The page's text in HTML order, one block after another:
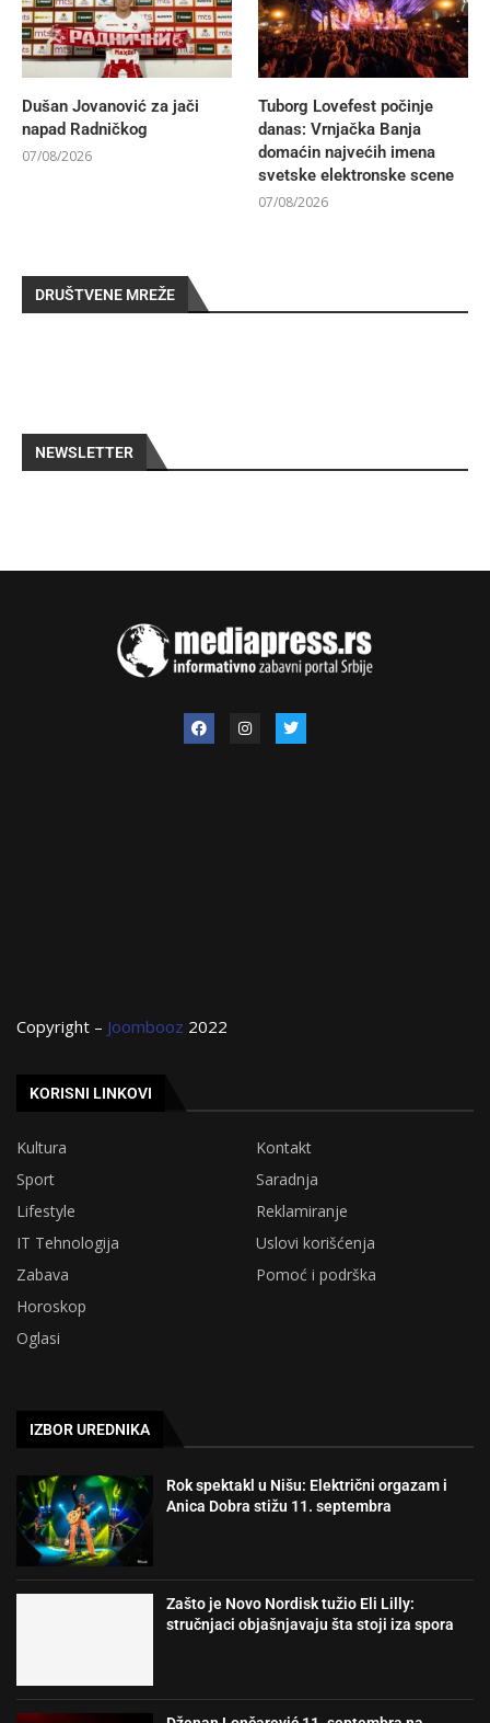
Dušan Jovanović za jači
napad Radničkog
07/08/2026
Tuborg Lovefest počinje
danas: Vrnjačka Banja
domaćin najvećih imena
svetske elektronske scene
07/08/2026
DRUŠTVENE MREŽE
NEWSLETTER
Copyright – Joombooz 2022
KORISNI LINKOVI
Kultura
Kontakt
Sport
Saradnja
Lifestyle
Reklamiranje
IT Tehnologija
Uslovi korišćenja
Zabava
Pomoć i podrška
Horoskop
Oglasi
IZBOR UREDNIKA
Rok spektakl u Nišu: Električni orgazam i
Anica Dobra stižu 11. septembra
Zašto je Novo Nordisk tužio Eli Lilly:
stručnjaci objašnjavaju šta stoji iza spora